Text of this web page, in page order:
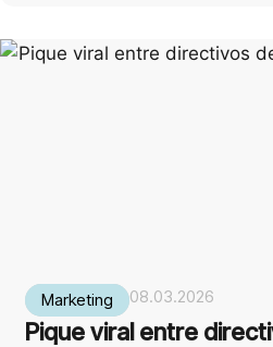
Marketing 08.03.2026
Pique viral entre